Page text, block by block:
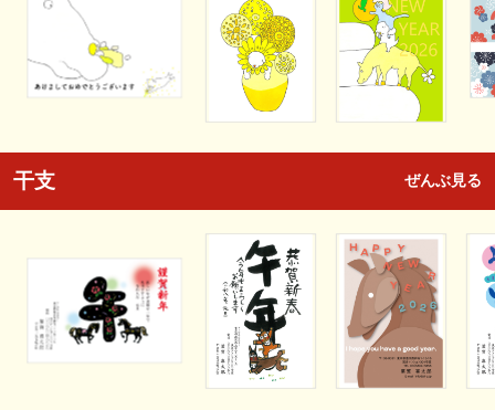
干支 ぜんぶ見る